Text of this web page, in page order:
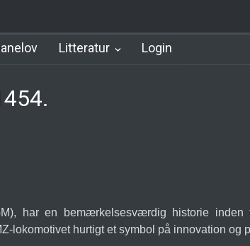
Litteratur Login
har en bemærkelsesværdig historie inden
lokomotivet hurtigt et symbol på innovation og